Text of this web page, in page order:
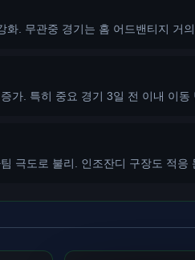
. 무관중 경기는 홈 어드밴티지 거의
가. 특히 중요 경기 3일 전 이내 이동
극도로 불리. 인조잔디 구장도 적응